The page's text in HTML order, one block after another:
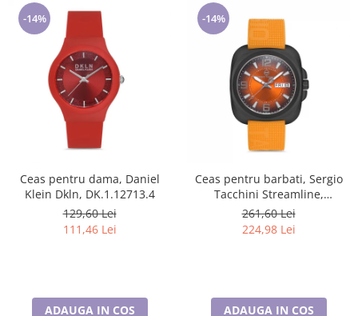
-14%
Ceas pentru dama, Daniel
Klein Dkln, DK.1.12713.4
129,60 Lei
111,46 Lei
ADAUGA IN COS
-14%
Ceas pentru barbati, Sergio
Tacchini Streamline,
ST.1.10092.3
261,60 Lei
224,98 Lei
ADAUGA IN COS